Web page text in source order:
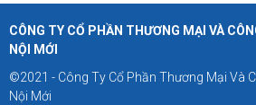
CÔNG TY CỔ PHẦN THƯƠNG MẠI VÀ
NỘI MỚI
©2021 - Công Ty Cổ Phần Thương Mại Và
Nội Mới